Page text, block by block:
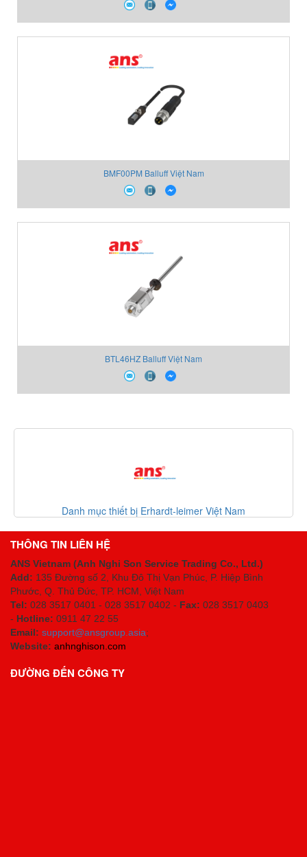
BMF00PM Balluff Việt Nam
BTL46HZ Balluff Việt Nam
Danh mục thiết bị Erhardt-leimer Việt Nam
THÔNG TIN LIÊN HỆ
ANS Vietnam (Anh Nghi Son Service Trading Co., Ltd.)
Add: 135 Đường số 2, Khu Đô Thị Vạn Phúc, P. Hiệp Bình
Phước, Q. Thủ Đức, TP. HCM, Việt Nam
Tel: 028 3517 0401 - 028 3517 0402 - Fax: 028 3517 0403
- Hotline: 0911 47 22 55
Email: support@ansgroup.asia;
Website: anhnghison.com
ĐƯỜNG ĐẾN CÔNG TY